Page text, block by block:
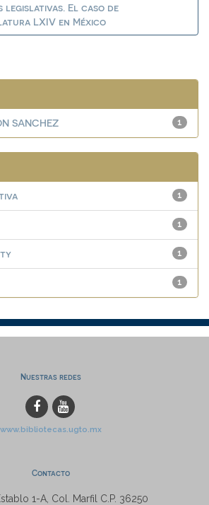
legislativas. El caso de
LXIV en México
1
SANCHEZ
1
1
1
1
Nuestras redes
www.bibliotecas.ugto.mx
Contacto
1-A, Col. Marfil C.P. 36250